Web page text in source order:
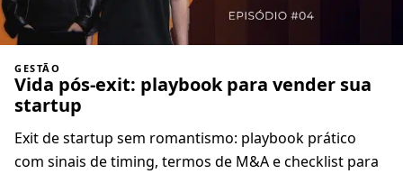
GESTÃO
Vida pós-exit: playbook para vender sua
startup
Exit de startup sem romantismo: playbook prático
com sinais de timing, termos de M&A e checklist para